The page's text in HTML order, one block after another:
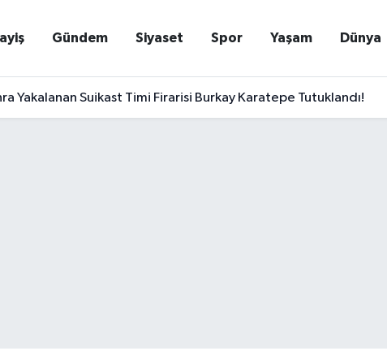
Gündem Siyaset Spor Yaşam Dünya
Yakalanan Suikast Timi Firarisi Burkay Karatepe Tutuklandı!